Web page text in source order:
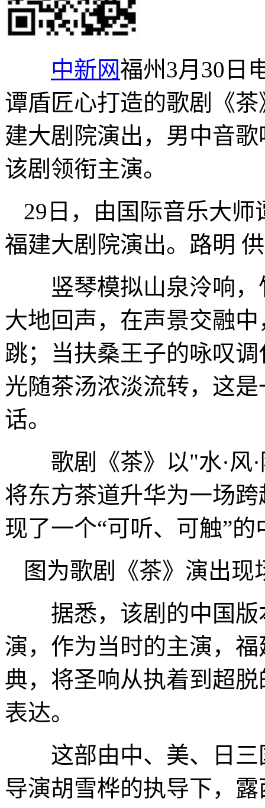
中新网福州3月30日
谭盾匠心打造的歌剧《
建大剧院演出，男中音
该剧领衔主演。
29日，由国际音乐大
福建大剧院演出。路明
竖琴模拟山泉泠响，
大地回声，在声景交融
跳；当扶桑王子的咏叹
光随茶汤浓淡流转，这
话。
歌剧《茶》以"水·风·
将东方茶道升华为一场
现了一个“可听、可触”
图为歌剧《茶》演出现
据悉，该剧的中国版
演，作为当时的主演，
典，将圣响从执着到超
表达。
这部由中、美、日三
导演胡雪桦的执导下，